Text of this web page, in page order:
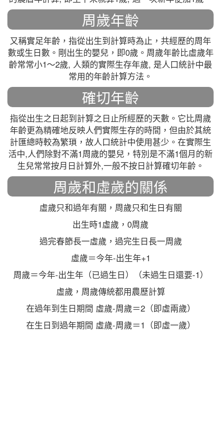
周歲年齡
又稱實足年齡，指從出生到計算時為止，共經歷的周年
數或生日數。剛出生的嬰兒，即0歲。周歲年齡比虛歲年
齡常常小1～2歲, 人類的實際生存年歲, 是人口統計中最
常用的年齡計算方法。
確切年齡
指從出生之日起到計算之日止所經歷的天數。它比周歲
年齡更為精確地反映人們實際生存的時間，但由於其統
計匯總時較為繁瑣，故人口統計中使用甚少。在實際生
活中,人們除對不滿1周歲的嬰兒，特別是不滿1個月的新
生兒常常按月日計算外,一般不按日計算確切年齡。
周歲和虛歲的關係
虛歲只和過年有關，周歲只和生日有關
出生時1虛歲，0周歲
過完春節長一虛歲，過完生日長一周歲
虛歲＝今年-出生年+1
周歲＝今年-出生年（已過生日）（未過生日還要-1）
虛歲，周歲傳統都用農歷計算
在過年到生日期間 虛歲-周歲＝2（即虛兩歲）
在生日到過年期間 虛歲-周歲＝1（即虛一歲）